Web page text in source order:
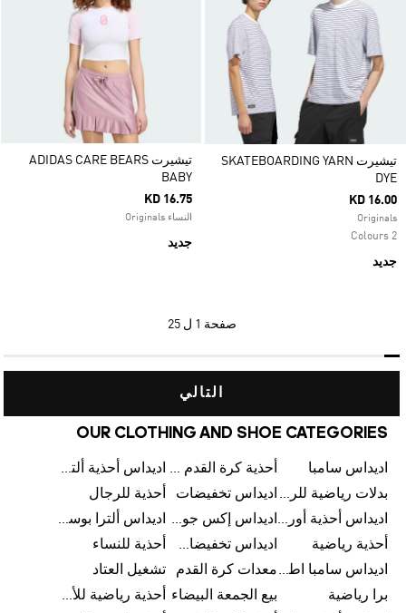
تيشيرت SKATEBOARDING YARN
DYE
KD 16.00
Originals
2 Colours
جديد
تيشيرت ADIDAS CARE BEARS
BABY
KD 16.75
النساء Originals
جديد
صفحة 1 ل 25
التالي
OUR CLOTHING AND SHOE CATEGORIES
اديداس سامبا أحذية كرة القدم للرجال
اديداس أحذية ألترا بوست للرجال
بدلات رياضية للرجال اديداس تخفيضات
أحذية للرجال
اديداس أحذية أورجينالز
اديداس إكس جود بيلينغهام
اديداس ألترا بوست
أحذية رياضية
اديداس تخفيضات للأطفال
أحذية للنساء
اديداس سامبا اطفالمعدات كرة القدم
تشغيل العتاد
برا رياضية
بيع الجمعة البيضاء
أحذية رياضية للأطفال